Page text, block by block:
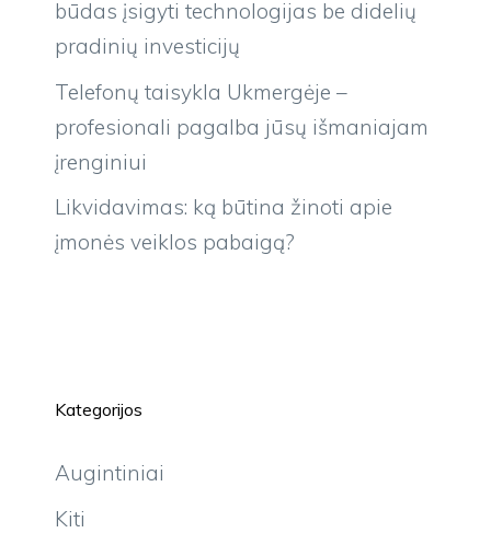
būdas įsigyti technologijas be didelių
pradinių investicijų
Telefonų taisykla Ukmergėje –
profesionali pagalba jūsų išmaniajam
įrenginiui
Likvidavimas: ką būtina žinoti apie
įmonės veiklos pabaigą?
Kategorijos
Augintiniai
Kiti